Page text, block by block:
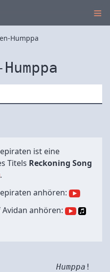
≡
Humppa
ist eine
Titels Reckoning Song
.
anhören:
Avidan anhören:
Humppa !